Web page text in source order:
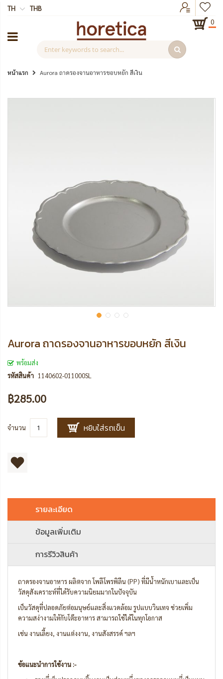
TH
THB
0
หน้าแรก Aurora ถาดรองจานอาหารขอบหยัก สีเงิน
Aurora ถาดรองจานอาหารขอบหยัก สีเงิน
พร้อมส่ง
รหัสสินค้า 1140602-011000SL
฿285.00
จำนวน หยิบใส่รถเข็น
รายละเอียด
ข้อมูลเพิ่มเติม
การรีวิวสินค้า
ถาดรองจานอาหาร ผลิตจาก โพลีโพรพิลีน (PP) ที่มีน้ำหนักเบาและเป็น
วัสดุสังเคราะห์ที่ได้รับความนิยมมากในปัจจุบัน
เป็นวัสดุที่ปลอดภัยต่อมนุษย์และสิ่งแวดล้อม รูปแบบวินเทจ ช่วยเพิ่ม
ความสง่างามให้กับโต๊ะอาหาร สามารถใช้ได้ในทุกโอกาส
เช่น งานเลี้ยง, งานแต่งงาน, งานสังสรรค์ ฯลฯ
ข้อแนะนำการใช้งาน :-